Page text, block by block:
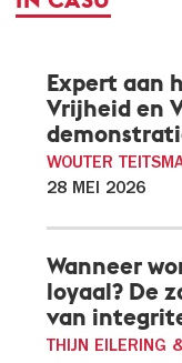
Expert aan
Vrijheid en
WOUTER
28 MEI 2026
Wanneer
loyaal? De
van
THIJN EILERING